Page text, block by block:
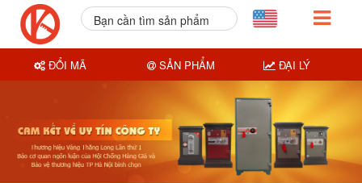
Bạn cần tìm sản phẩm
ĐỔI MÃ SẢN PHẨM ĐẠI LÝ